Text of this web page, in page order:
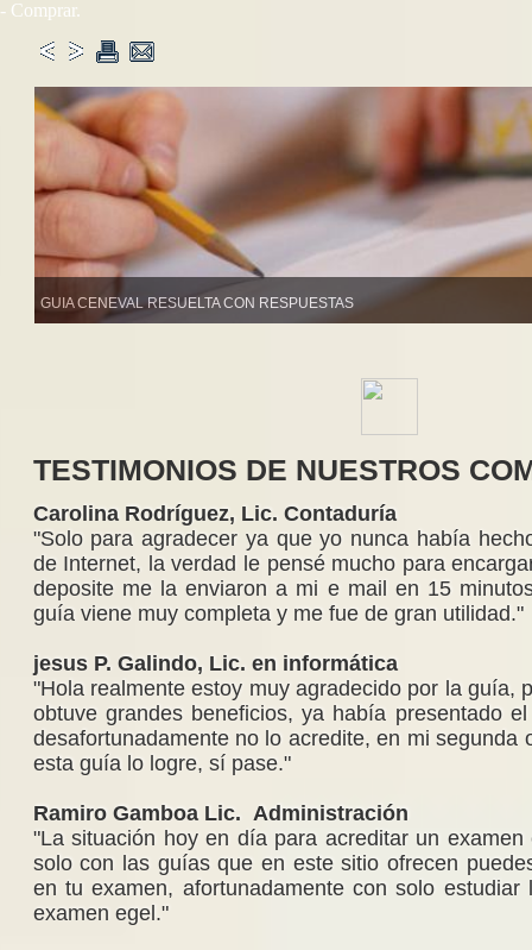
- Comprar.
GUIA CENEVAL RESUELTA CON RESPUESTAS
TESTIMONIOS DE NUESTROS
Carolina Rodríguez, Lic. Contaduría
"Solo para agradecer ya que yo nunca había
de Internet, la verdad le pensé mucho para
deposite me la enviaron a mi e mail en 15
guía viene muy completa y me fue de gran utilidad."
jesus P. Galindo, Lic. en informática
"Hola realmente estoy muy agradecido por la guía,
obtuve grandes beneficios, ya había presentado
desafortunadamente no lo acredite, en mi segunda
esta guía lo logre, sí pase."
Ramiro Gamboa Lic. Administración
"La situación hoy en día para acreditar un
solo con las guías que en este sitio ofrecen
en tu examen, afortunadamente con solo
examen egel."